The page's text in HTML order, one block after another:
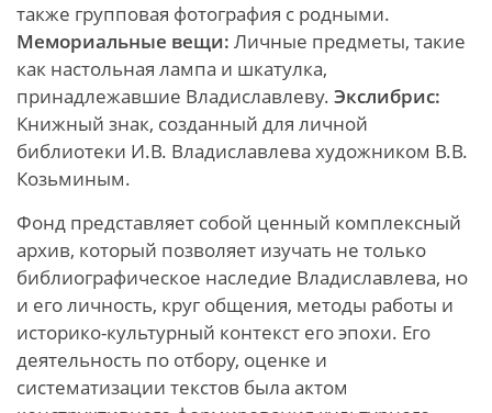
также групповая фотография с родными.
Мемориальные вещи: Личные предметы, такие
как настольная лампа и шкатулка,
принадлежавшие Владиславлеву. Экслибрис:
Книжный знак, созданный для личной
библиотеки И.В. Владиславлева художником В.В.
Козьминым.
Фонд представляет собой ценный комплексный
архив, который позволяет изучать не только
библиографическое наследие Владиславлева, но
и его личность, круг общения, методы работы и
историко-культурный контекст его эпохи. Его
деятельность по отбору, оценке и
систематизации текстов была актом